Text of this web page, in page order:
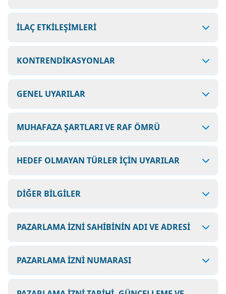
İLAÇ ETKİLEŞİMLERİ
KONTRENDİKASYONLAR
GENEL UYARILAR
MUHAFAZA ŞARTLARI VE RAF ÖMRÜ
HEDEF OLMAYAN TÜRLER İÇİN UYARILAR
DİĞER BİLGİLER
PAZARLAMA İZNİ SAHİBİNİN ADI VE ADRESİ
PAZARLAMA İZNİ NUMARASI